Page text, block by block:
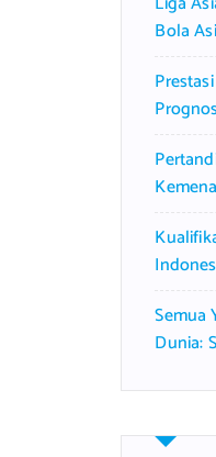
Bola
Semua
Dunia: